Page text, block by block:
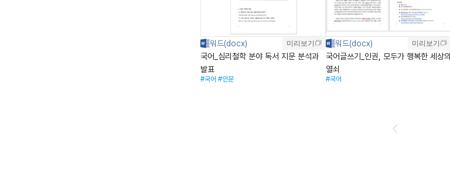
미리보기
국어_심리철학 분야 독서 지문 분석과
발표
#국어 #인문
미리보기
국어글쓰기_인권, 모두가 행복한 세상의
열쇠
#국어